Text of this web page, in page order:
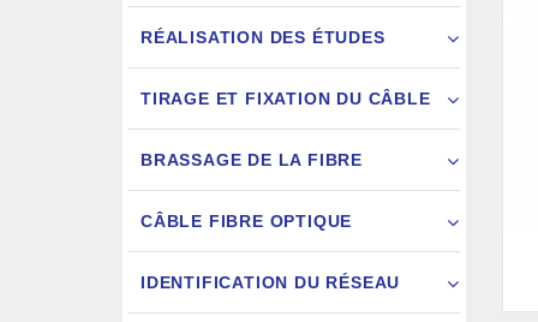
RÉALISATION DES ÉTUDES
TIRAGE ET FIXATION DU CÂBLE
BRASSAGE DE LA FIBRE
CÂBLE FIBRE OPTIQUE
IDENTIFICATION DU RÉSEAU